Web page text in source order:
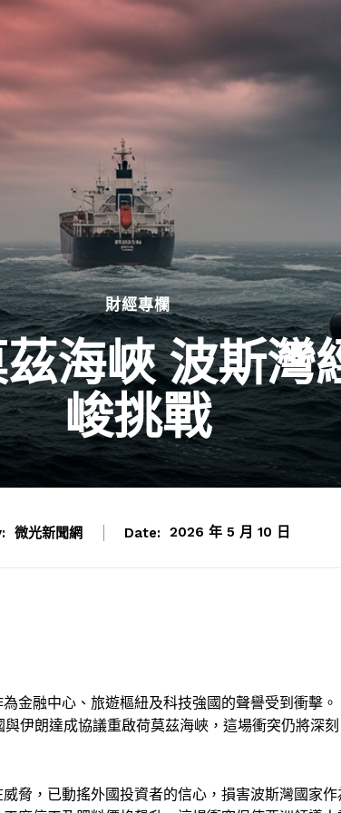
財經專欄
海峽 波斯灣
峻挑戰
微光新聞網 Date: 2026 年 5 月 10 日
金融中心、旅遊樞紐及科技強國的聲譽受到衝擊。
伊朗達成協議重啟荷莫茲海峽，這場衝突仍將深刻
脅，已動搖外國投資者的信心，損害波斯灣國家作